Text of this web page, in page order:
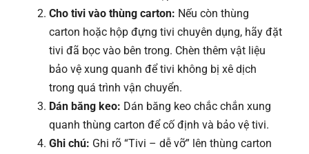
Cho tivi vào thùng carton: Nếu còn thùng
carton hoặc hộp đựng tivi chuyên dụng, hãy đặt
tivi đã bọc vào bên trong. Chèn thêm vật liệu
bảo vệ xung quanh để tivi không bị xê dịch
trong quá trình vận chuyển.
Dán băng keo: Dán băng keo chắc chắn xung
quanh thùng carton để cố định và bảo vệ tivi.
Ghi chú: Ghi rõ “Tivi – dễ vỡ” lên thùng carton